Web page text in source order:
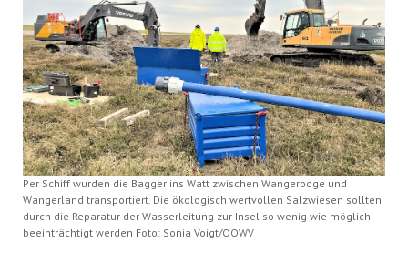
Per Schiff wurden die Bagger ins Watt zwischen Wangerooge und
Wangerland transportiert. Die ökologisch wertvollen Salzwiesen sollten
durch die Reparatur der Wasserleitung zur Insel so wenig wie möglich
beeinträchtigt werden Foto: Sonia Voigt/OOWV